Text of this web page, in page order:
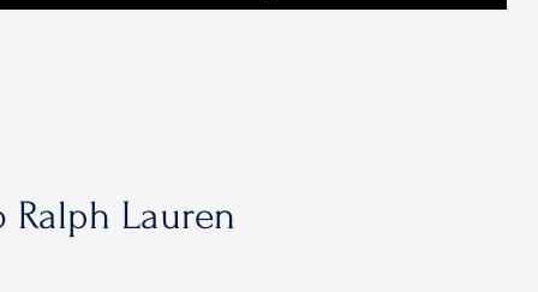
Ralph Lauren